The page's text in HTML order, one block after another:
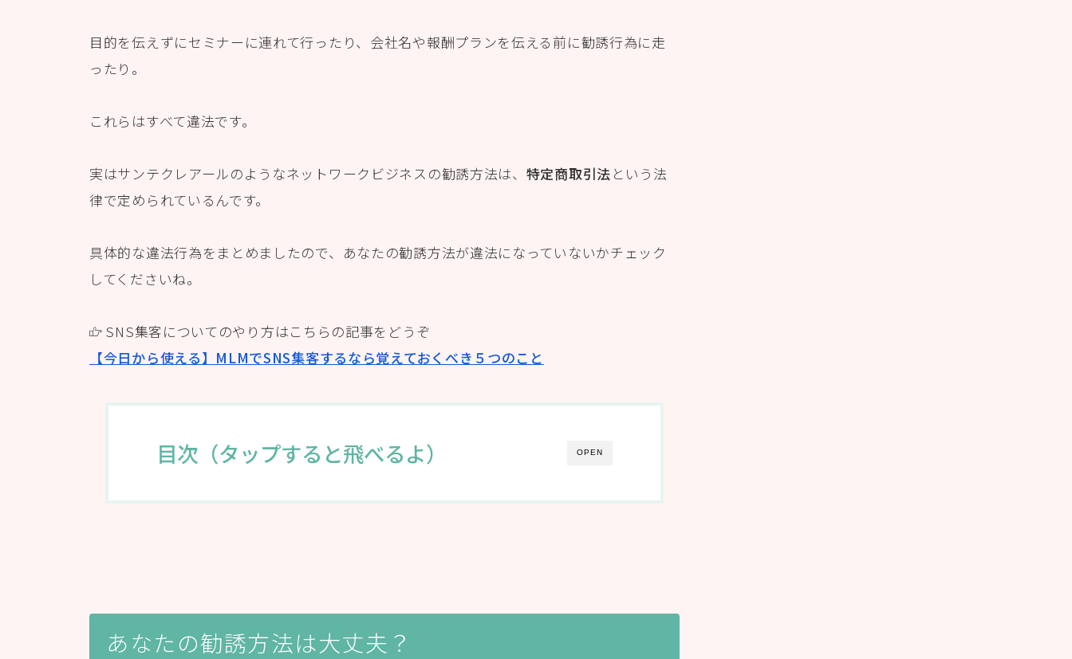
目的を伝えずにセミナーに連れて行ったり、会社名や報酬プランを伝える前に勧誘行為に走
ったり。
これらはすべて違法です。
実はサンテクレアールのようなネットワークビジネスの勧誘方法は、 特定商取引法 という法
律で定められているんです。
具体的な違法行為をまとめましたので、あなたの勧誘方法が違法になっていないかチェック
してくださいね。
SNS集客についてのやり方はこちらの記事をどうぞ
【今日から使える】MLMでSNS集客するなら覚えておくべき５つのこと
OPEN
目次（タップすると飛べるよ）
あなたの勧誘方法は大丈夫？